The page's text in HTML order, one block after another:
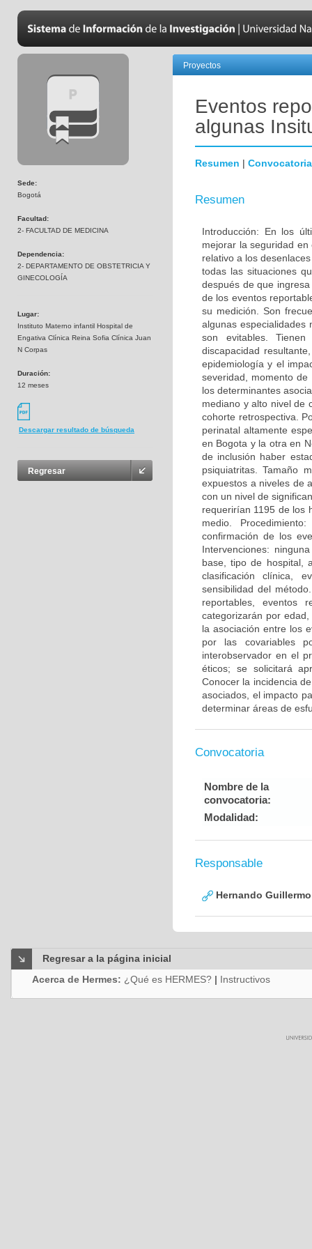
Sede:
Bogotá
Facultad:
2- FACULTAD DE MEDICINA
Dependencia:
2- DEPARTAMENTO DE OBSTETRICIA Y
GINECOLOGÍA
Lugar:
Instituto Materno infantil Hospital de
Engativa Clínica Reina Sofia Clínica Juan
N Corpas
Duración:
12 meses
Descargar resultado de búsqueda
Regresar
Proyectos
Eventos
algunas
Resumen | Convocatoria
Resumen
Introducción: En los
mejorar la seguridad
relativo a los
todas las situaciones
después de que
de los eventos
su medición. Son
algunas especialidades
son evitables.
discapacidad
epidemiología y el
severidad, momento
los determinantes
mediano y alto nivel de
cohorte retrospectiva.
perinatal altamente
en Bogota y la otra en
de inclusión haber
psiquiatritas. Tamaño
expuestos a niveles de
con un nivel de
requerirían 1195 de los
medio.
confirmación de los
Intervenciones:
base, tipo de hospital,
clasificación clínica,
sensibilidad del
reportables, eventos
categorizarán por
la asociación entre los
por las covariables
interobservador en el
éticos; se solicitará
Conocer la incidencia
asociados, el impacto
determinar áreas de
Convocatoria
Nombre de la
convocatoria:
Modalidad:
Responsable
Hernando
Regresar a la página inicial
Acerca de Hermes: ¿Qué es HERMES? | Instructivos